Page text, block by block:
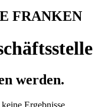
FRANKEN
werden.
Ergebnisse